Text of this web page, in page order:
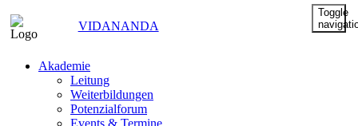
VIDANANDA
Toggle
Akademie
Leitung
Weiterbildungen
Potenzialforum
Events & Termine